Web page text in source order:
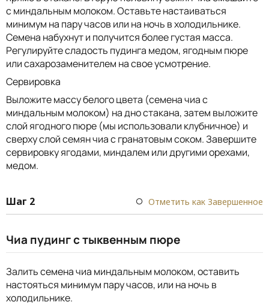
с миндальным молоком. Оставьте настаиваться
минимум на пару часов или на ночь в холодильнике.
Семена набухнут и получится более густая масса.
Регулируйте сладость пудинга медом, ягодным пюре
или сахарозаменителем на свое усмотрение.
Сервировка
Выложите массу белого цвета (семена чиа с
миндальным молоком) на дно стакана, затем выложите
слой ягодного пюре (мы использовали клубничное) и
сверху слой семян чиа с гранатовым соком. Завершите
сервировку ягодами, миндалем или другими орехами,
медом.
Шаг 2 Отметить как Завершенное
Чиа пудинг с тыквенным пюре
Залить семена чиа миндальным молоком, оставить
настояться минимум пару часов, или на ночь в
холодильнике.